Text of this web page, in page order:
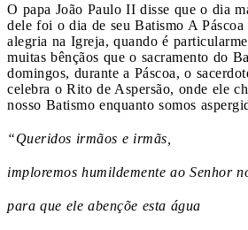
O papa João Paulo II disse que o dia
dele foi o dia de seu Batismo A
alegria na Igreja, quando é
muitas bênçãos que o sacramento do
domingos, durante a Páscoa, o
celebra o Rito de Aspersão, onde ele
nosso Batismo enquanto somos
“Queridos irmãos e irmãs,
imploremos humildemente ao Senhor
para que ele abençõe esta água